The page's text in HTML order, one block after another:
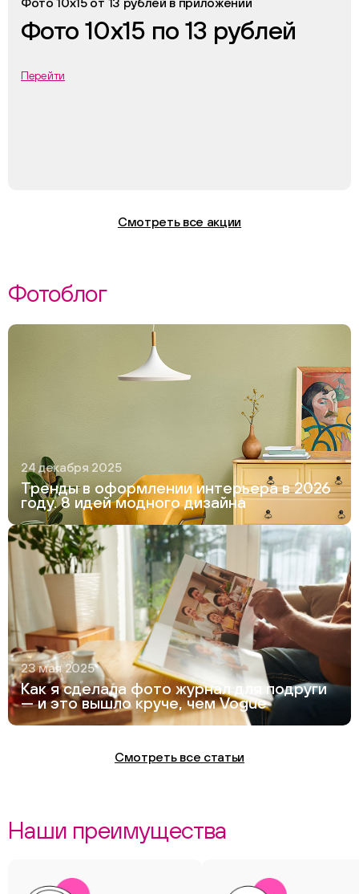
Фото 10х15 по 13 рублей
Перейти
Смотреть все акции
Фотоблог
24 декабря 2025
Тренды в оформлении интерьера в 2026
году. 8 идей модного дизайна
23 мая 2025
Как я сделала фото журнал для подруги
— и это вышло круче, чем Vogue
Смотреть все статьи
Наши преимущества